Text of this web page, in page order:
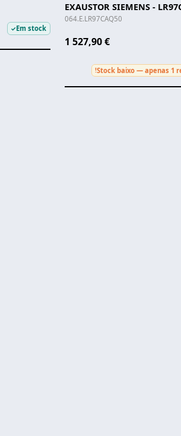
✓Em stock
EXAUSTOR SIEMENS -
064.E.LR97CAQ50
1 527,90 €
!Stock baixo — apenas 1